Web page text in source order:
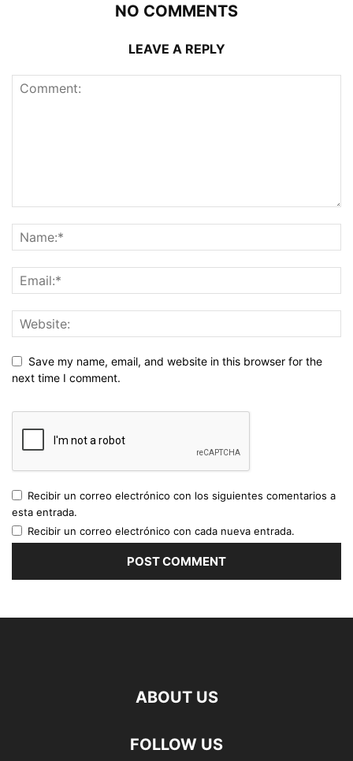
NO COMMENTS
LEAVE A REPLY
Save my name, email, and website in this browser for the
next time I comment.
Recibir un correo electrónico con los siguientes comentarios a
esta entrada.
Recibir un correo electrónico con cada nueva entrada.
ABOUT US
FOLLOW US